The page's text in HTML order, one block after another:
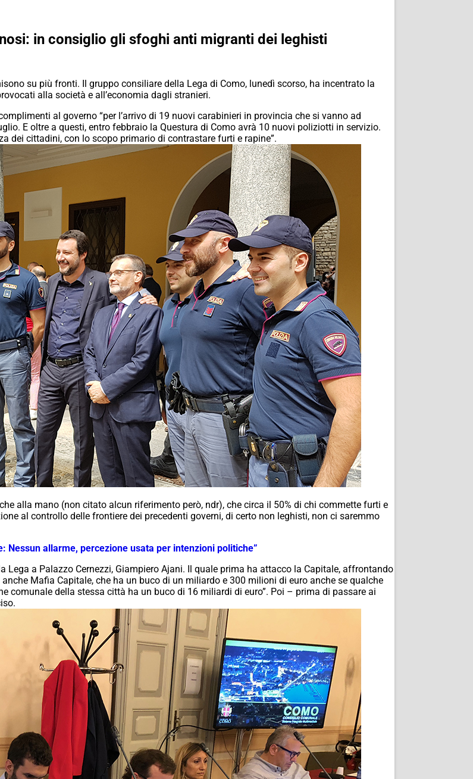
in consiglio gli sfoghi anti migranti dei leghisti
su più fronti. Il gruppo consiliare della Lega di Como, lunedì scorso, ha incentrato la
alla società e all’economia dagli stranieri.
al governo “per l’arrivo di 19 nuovi carabinieri in provincia che si vanno ad
E oltre a questi, entro febbraio la Questura di Como avrà 10 nuovi poliziotti in servizio.
dei cittadini, con lo scopo primario di contrastare furti e rapine”.
alla mano (non citato alcun riferimento però, ndr), che circa il 50% di chi commette furti e
al controllo delle frontiere dei precedenti governi, di certo non leghisti, non ci saremmo
allarme, percezione usata per intenzioni politiche”
Lega a Palazzo Cernezzi, Giampiero Ajani. Il quale prima ha attacco la Capitale, affrontando
Mafia Capitale, che ha un buco di un miliardo e 300 milioni di euro anche se qualche
comunale della stessa città ha un buco di 16 miliardi di euro”. Poi – prima di passare ai